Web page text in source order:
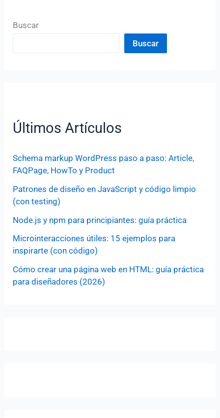
Buscar
Buscar
Últimos Artículos
Schema markup WordPress paso a paso: Article,
FAQPage, HowTo y Product
Patrones de diseño en JavaScript y código limpio
(con testing)
Node.js y npm para principiantes: guía práctica
Microinteracciones útiles: 15 ejemplos para
inspirarte (con código)
Cómo crear una página web en HTML: guía práctica
para diseñadores (2026)